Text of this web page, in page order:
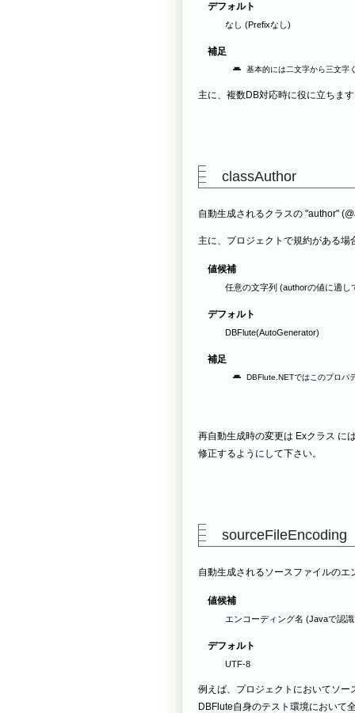
デフォルト
なし (Prefixなし)
補足
基本的には二文字から三文字
主に、複数DB対応時に役に立ちま
classAuthor
自動生成されるクラスの "author"
主に、プロジェクトで規約がある場
値候補
任意の文字列 (authorの値に適し
デフォルト
DBFlute(AutoGenerator)
補足
DBFlute.NETではこのプロパ
再自動生成時の変更は Exクラス に
修正するようにして下さい。
sourceFileEncoding
自動生成されるソースファイルのエ
値候補
エンコーディング名 (Javaで認
デフォルト
UTF-8
例えば、プロジェクトにおいてソ
DBFlute自身のテスト環境において